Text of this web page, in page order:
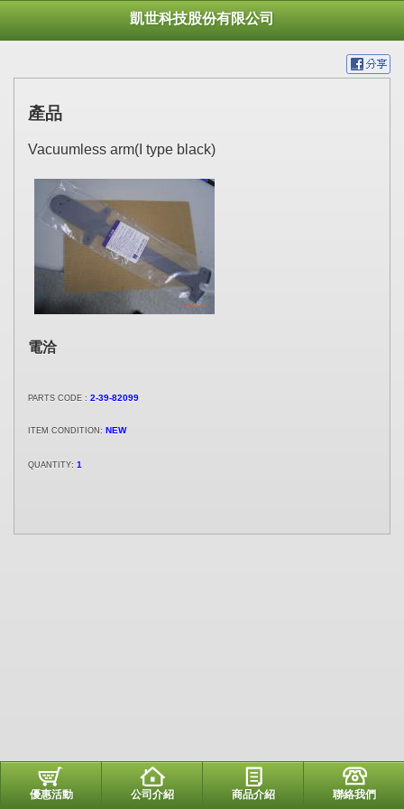
凱世科技股份有限公司
產品
Vacuumless arm(I type black)
電洽
PARTS CODE : 2-39-82099
ITEM CONDITION : NEW
QUANTITY: 1
優惠活動 公司介紹 商品介紹 聯絡我們